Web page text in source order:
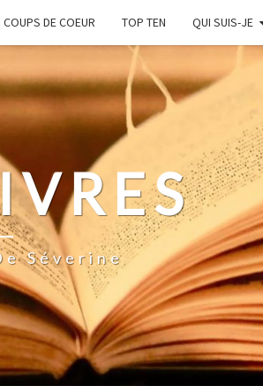
COUPS DE COEUR TOP TEN QUI SUIS-JE
Séverine